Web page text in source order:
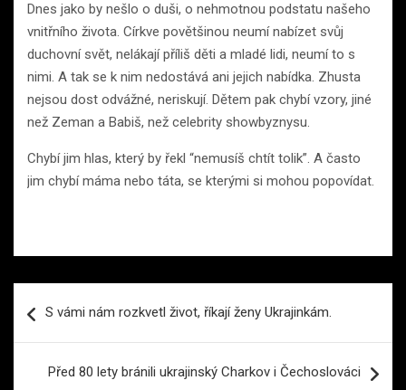
Dnes jako by nešlo o duši, o nehmotnou podstatu našeho
vnitřního života. Církve povětšinou neumí nabízet svůj
duchovní svět, nelákají příliš děti a mladé lidi, neumí to s
nimi. A tak se k nim nedostává ani jejich nabídka. Zhusta
nejsou dost odvážné, neriskují. Dětem pak chybí vzory, jiné
než Zeman a Babiš, než celebrity showbyznysu.
Chybí jim hlas, který by řekl “nemusíš chtít tolik”. A často
jim chybí máma nebo táta, se kterými si mohou popovídat.
proS vámi nám rozkvetl život, říkají ženy Ukrajinkám.
Před 80 lety bránili ukrajinský Charkov i Čechoslováci